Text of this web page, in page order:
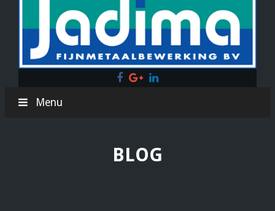
Facebook
GoogleLinkedIn
Menu
BLOG